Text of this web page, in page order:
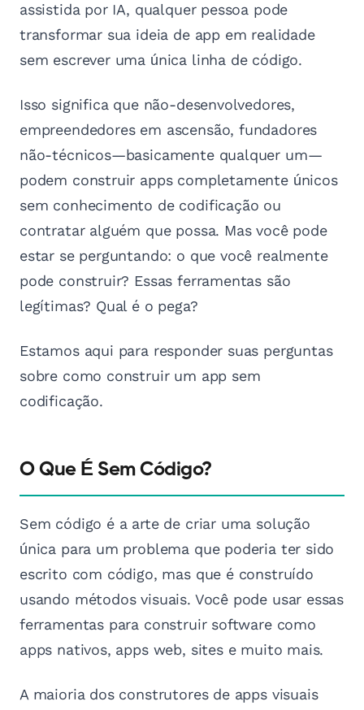
assistida por IA, qualquer pessoa pode
transformar sua ideia de app em realidade
sem escrever uma única linha de código.
Isso significa que não-desenvolvedores,
empreendedores em ascensão, fundadores
não-técnicos—basicamente qualquer um—
podem construir apps completamente únicos
sem conhecimento de codificação ou
contratar alguém que possa. Mas você pode
estar se perguntando: o que você realmente
pode construir? Essas ferramentas são
legítimas? Qual é o pega?
Estamos aqui para responder suas perguntas
sobre como construir um app sem
codificação.
O Que É Sem Código?
Sem código é a arte de criar uma solução
única para um problema que poderia ter sido
escrito com código, mas que é construído
usando métodos visuais. Você pode usar essas
ferramentas para construir software como
apps nativos, apps web, sites e muito mais.
A maioria dos construtores de apps visuais